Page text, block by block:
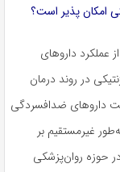
امکان پذیر است؟
داروهای
در روند درمان
داروهای ضدافسردگی
غیرمستقیم بر
حوزه روان‌پزشکی